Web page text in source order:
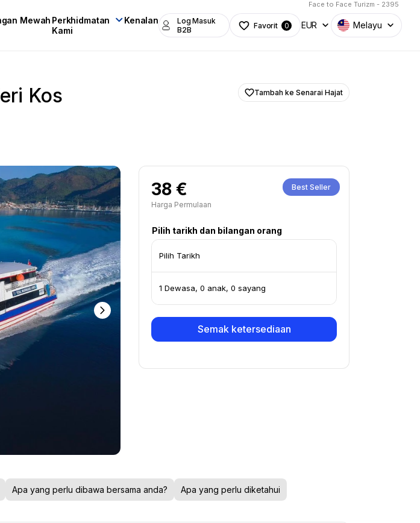
Face to Face Turizm - 2395
Mewah Perkhidmatan
Kami
Kenalan
Log Masuk
B2B
Favorit 0 EUR Melayu
Kos
Tambah ke Senarai Hajat
Best Seller
38 €
Harga Permulaan
Pilih tarikh dan bilangan orang
Pilih Tarikh
1 Dewasa, 0 anak, 0 sayang
Semak ketersediaan
Apa yang perlu dibawa bersama anda? Apa yang perlu diketahui